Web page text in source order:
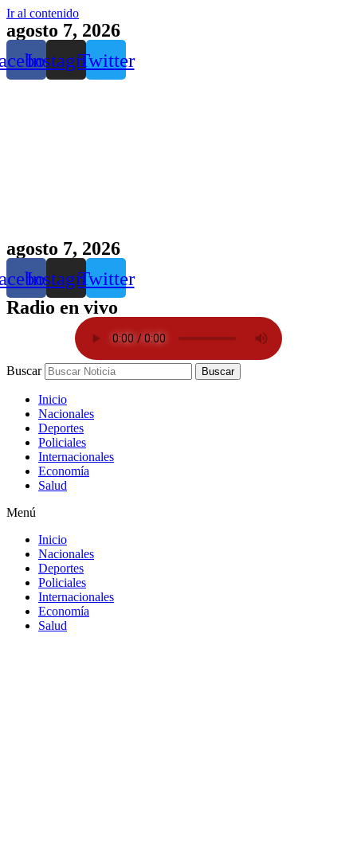
Ir al contenido
agosto 7, 2026
InstagramTwitter
agosto 7, 2026
InstagramTwitter
Radio en vivo
Buscar Buscar
Inicio
Nacionales
Deportes
Policiales
Internacionales
Economía
Salud
Menú
Inicio
Nacionales
Deportes
Policiales
Internacionales
Economía
Salud